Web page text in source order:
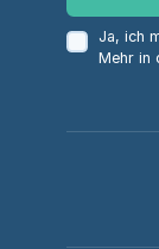
Ja, ich
Mehr in